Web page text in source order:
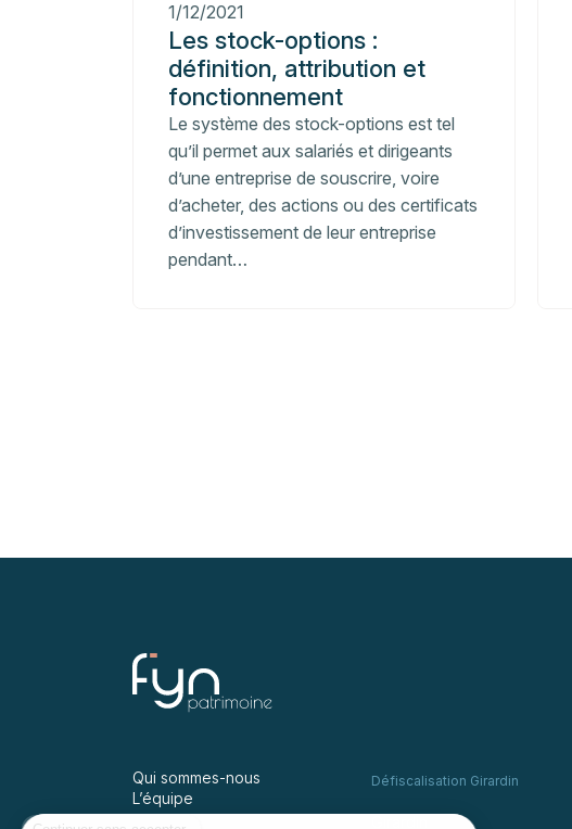
1/12/2021
Les stock-options :
définition, attribution et
fonctionnement
Le système des stock-options est tel
qu’il permet aux salariés et dirigeants
d’une entreprise de souscrire, voire
d’acheter, des actions ou des certificats
d’investissement de leur entreprise
pendant…
Qui sommes-nous
L’équipe
Défiscalisation Girardin